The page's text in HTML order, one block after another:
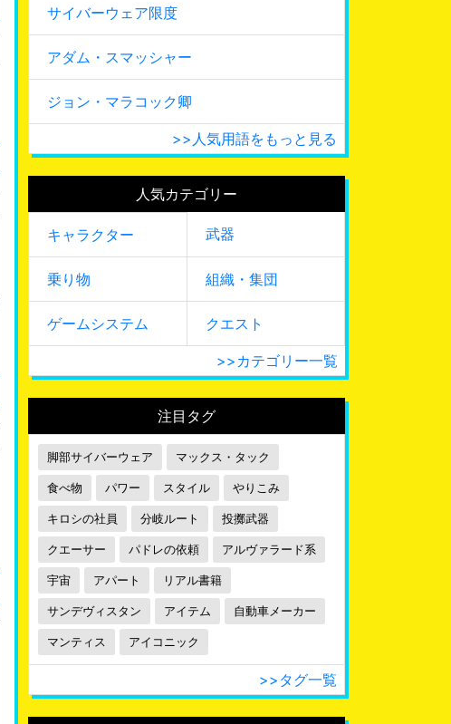
サイバーウェア限度
アダム・スマッシャー
ジョン・マラコック卿
>>人気用語をもっと見る
人気カテゴリー
キャラクター 武器
乗り物 組織・集団
ゲームシステム クエスト
>>カテゴリー一覧
注目タグ
脚部サイバーウェア マックス・タック
食べ物 パワー スタイル やりこみ
キロシの社員 分岐ルート 投擲武器
クエーサー パドレの依頼 アルヴァラード系
宇宙 アパート リアル書籍
サンデヴィスタン アイテム 自動車メーカー
マンティス アイコニック
>>タグ一覧